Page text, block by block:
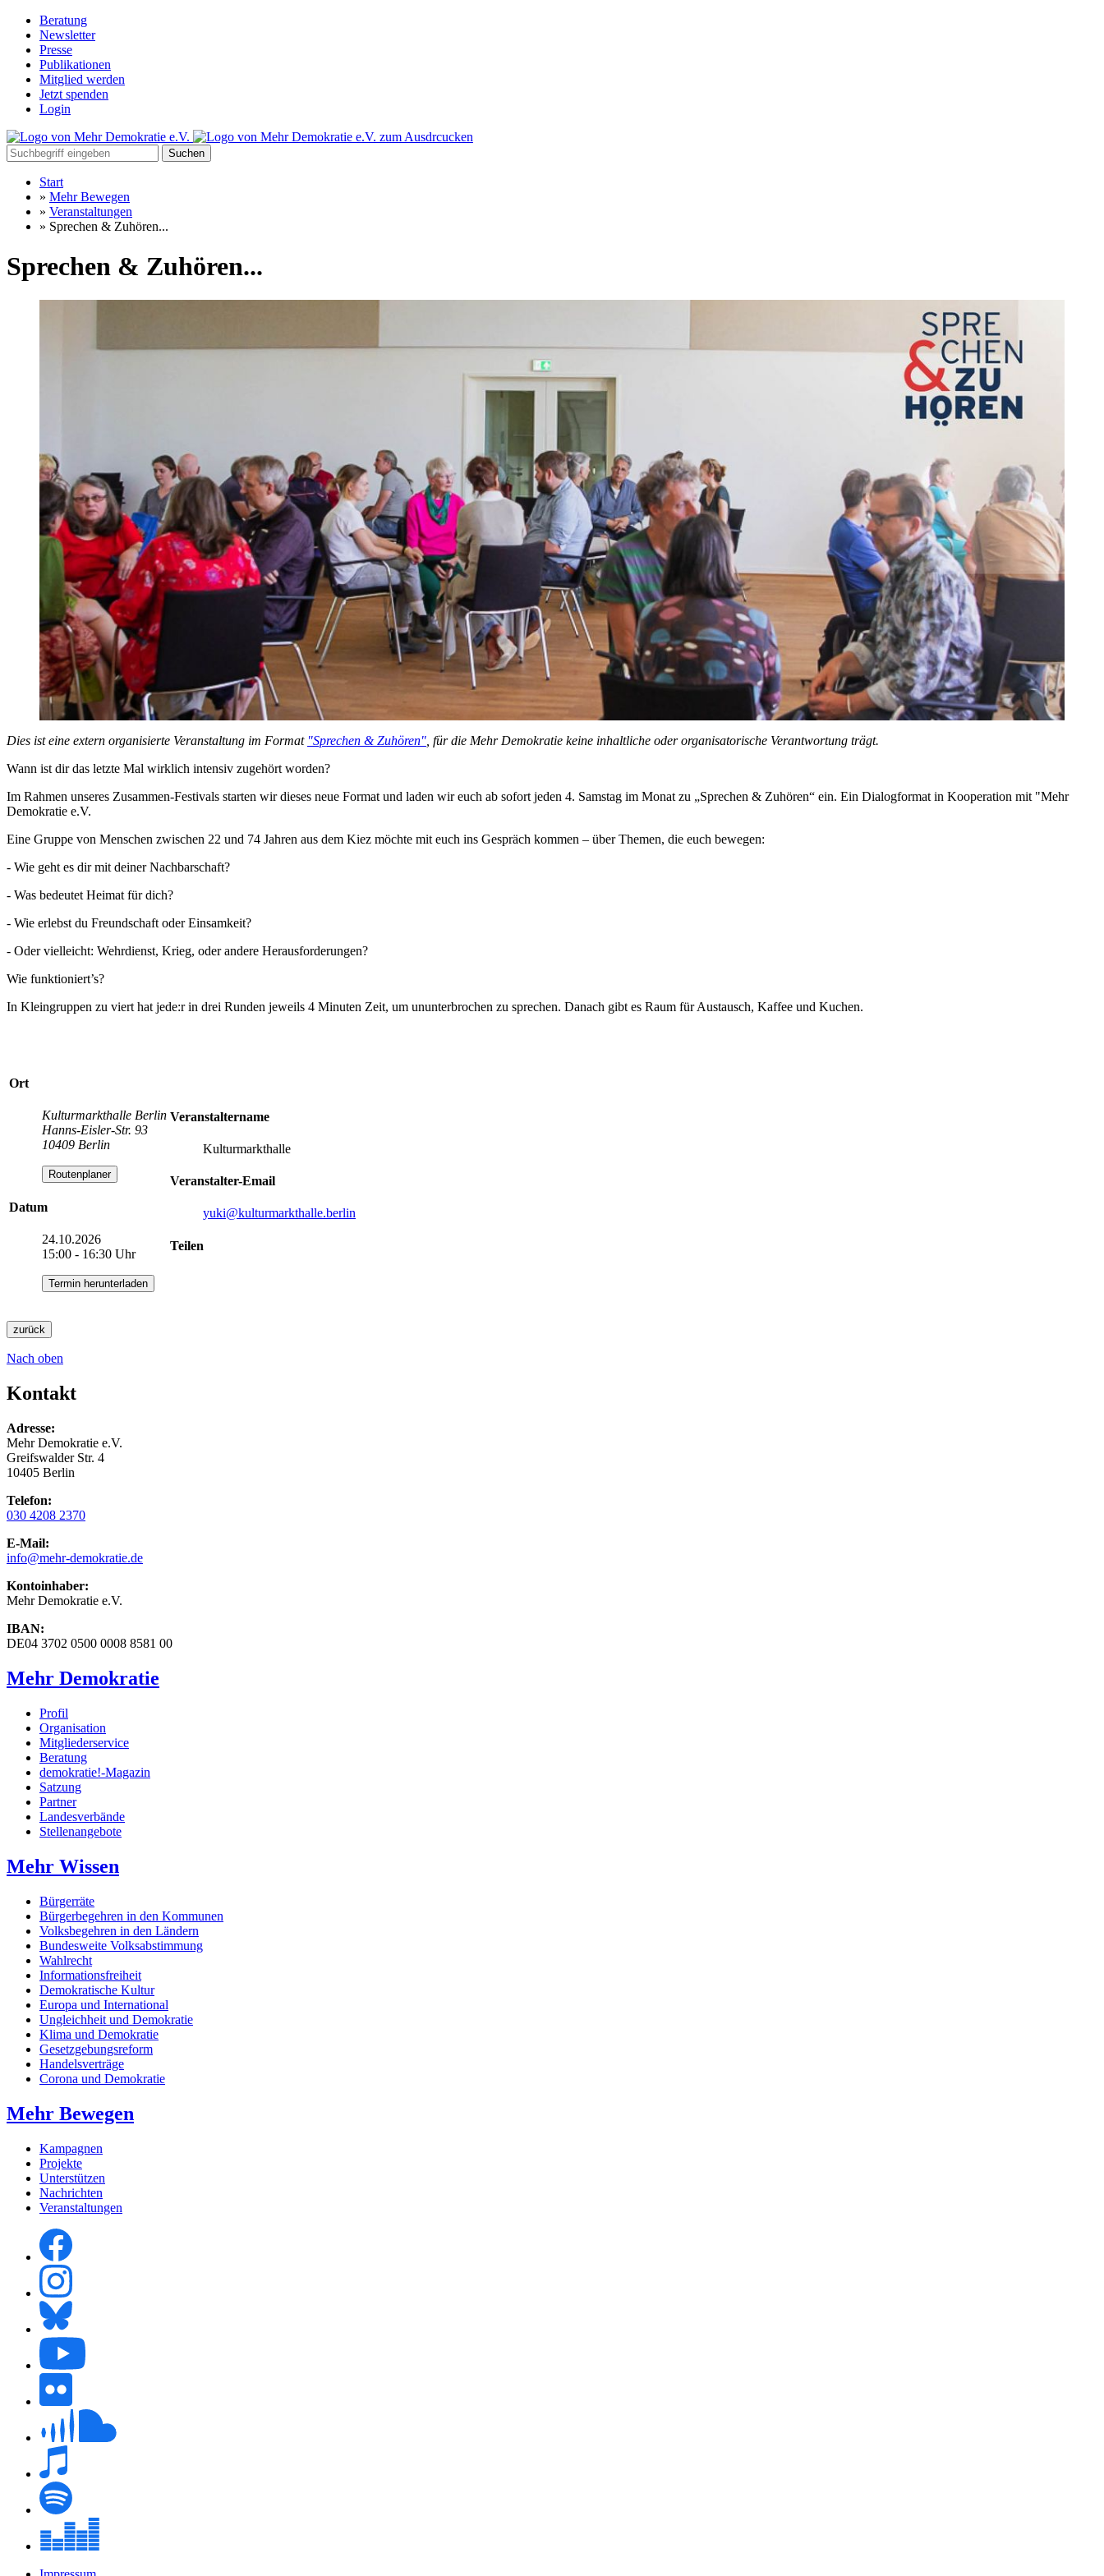
Beratung
Newsletter
Presse
Publikationen
Mitglied werden
Jetzt spenden
Login
Suchen
Start
» Mehr Bewegen
» Veranstaltungen
» Sprechen & Zuhören...
Sprechen & Zuhören...
Dies ist eine extern organisierte Veranstaltung im Format "Sprechen & Zuhören" , für die Mehr Demokratie keine inhaltliche oder organisatorische Verantwortung trägt.
Wann ist dir das letzte Mal wirklich intensiv zugehört worden?
Im Rahmen unseres Zusammen-Festivals starten wir dieses neue Format und laden wir euch ab sofort jeden 4. Samstag im Monat zu „Sprechen & Zuhören“ ein. Ein Dialogformat in Kooperation mit "Mehr
Demokratie e.V.
Eine Gruppe von Menschen zwischen 22 und 74 Jahren aus dem Kiez möchte mit euch ins Gespräch kommen – über Themen, die euch bewegen:
- Wie geht es dir mit deiner Nachbarschaft?
- Was bedeutet Heimat für dich?
- Wie erlebst du Freundschaft oder Einsamkeit?
- Oder vielleicht: Wehrdienst, Krieg, oder andere Herausforderungen?
Wie funktioniert’s?
In Kleingruppen zu viert hat jede:r in drei Runden jeweils 4 Minuten Zeit, um ununterbrochen zu sprechen. Danach gibt es Raum für Austausch, Kaffee und Kuchen.
Ort
Kulturmarkthalle Berlin
Hanns-Eisler-Str. 93
10409 Berlin
Routenplaner
Datum
24.10.2026
15:00 - 16:30 Uhr
Termin herunterladen
Veranstaltername
Kulturmarkthalle
Veranstalter-Email
yuki@kulturmarkthalle.berlin
Teilen
zurück
Nach oben
Kontakt
Adresse:
Mehr Demokratie e.V.
Greifswalder Str. 4
10405 Berlin
Telefon:
030 4208 2370
E-Mail:
info@mehr-demokratie.de
Kontoinhaber:
Mehr Demokratie e.V.
IBAN:
DE04 3702 0500 0008 8581 00
Mehr Demokratie
Profil
Organisation
Mitgliederservice
Beratung
demokratie!-Magazin
Satzung
Partner
Landesverbände
Stellenangebote
Mehr Wissen
Bürgerräte
Bürgerbegehren in den Kommunen
Volksbegehren in den Ländern
Bundesweite Volksabstimmung
Wahlrecht
Informationsfreiheit
Demokratische Kultur
Europa und International
Ungleichheit und Demokratie
Klima und Demokratie
Gesetzgebungsreform
Handelsverträge
Corona und Demokratie
Mehr Bewegen
Kampagnen
Projekte
Unterstützen
Nachrichten
Veranstaltungen